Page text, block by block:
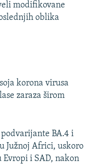
modifikovane
oblika
korona virusa
zaraza širom
BA.4 i
Južnoj Africi, uskoro
i SAD, nakon